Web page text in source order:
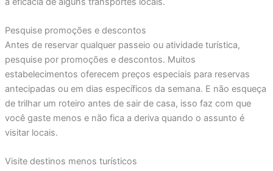
Pesquise promoções e descontos
Antes de reservar qualquer passeio ou atividade turística,
pesquise por promoções e descontos. Muitos
estabelecimentos oferecem preços especiais para reservas
antecipadas ou em dias específicos da semana. E não esqueça
de trilhar um roteiro antes de sair de casa, isso faz com que
você gaste menos e não fica a deriva quando o assunto é
visitar locais.
Visite destinos menos turísticos